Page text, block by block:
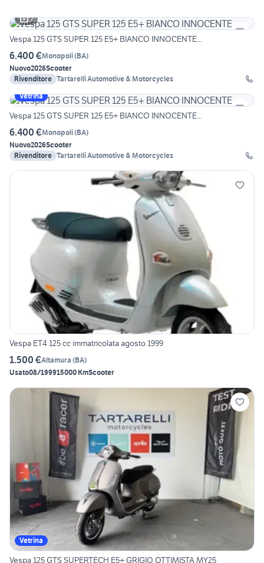
7
Vespa 125 GTS SUPER 125 E5+ BIANCO INNOCENTE...
6.400 €Monopoli(BA)
Nuovo2026Scooter
Rivenditore Tartarelli Automotive & Motorcycles
Vetrina
Vespa 125 GTS SUPER 125 E5+ BIANCO INNOCENTE...
6.400 €Monopoli(BA)
Nuovo2026Scooter
Rivenditore Tartarelli Automotive & Motorcycles
Vespa ET4 125 cc immatricolata agosto 1999
1.500 €Altamura (BA)
Usato08/199915000 KmScooter
Vetrina
Vespa 125 GTS SUPERTECH E5+ GRIGIO OTTIMISTA MY25